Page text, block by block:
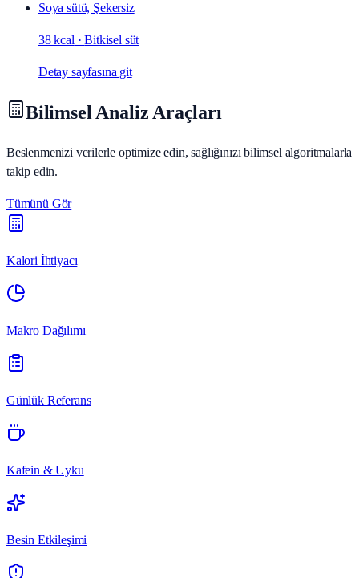
Soya sütü, Şekersiz
38 kcal ·Bitkisel süt
Detay sayfasına git
Bilimsel Analiz Araçları
Beslenmenizi verilerle optimize edin, sağlığınızı bilimsel algoritmalarla
takip edin.
Tümünü Gör
Kalori İhtiyacı
Makro Dağılımı
Günlük Referans
Kafein & Uyku
Besin Etkileşimi